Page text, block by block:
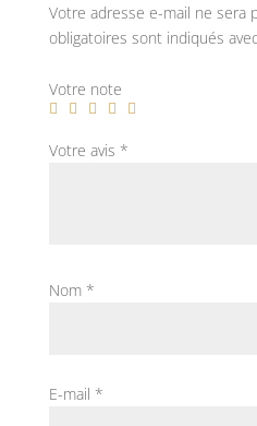
Votre adresse e-mail ne sera
obligatoires sont indiqués avec
Votre note
Votre avis *
Nom *
E-mail *